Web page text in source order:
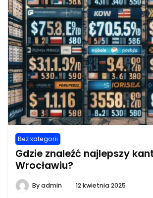
Bez kategorii
Gdzie znaleźć najlepszy
Wrocławiu?
Byadmin 12 kwietnia 2025